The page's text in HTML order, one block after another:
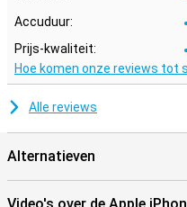
Accuduur:
Prijs-kwaliteit:
Hoe komen onze reviews tot
Alle reviews
Alternatieven